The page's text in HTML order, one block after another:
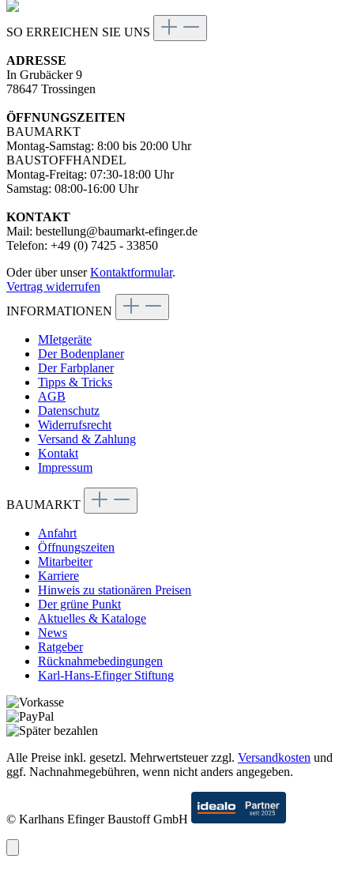
SO ERREICHEN SIE UNS
ADRESSE
In Grubäcker 9
78647 Trossingen
ÖFFNUNGSZEITEN
BAUMARKT
Montag-Samstag: 8:00 bis 20:00 Uhr
BAUSTOFFHANDEL
Montag-Freitag: 07:30-18:00 Uhr
Samstag: 08:00-16:00 Uhr
KONTAKT
Mail: bestellung@baumarkt-efinger.de
Telefon: +49 (0) 7425 - 33850
Oder über unserKontaktformular.
Vertrag widerrufen
INFORMATIONEN
MIetgeräte
Der Bodenplaner
Der Farbplaner
Tipps & Tricks
AGB
Datenschutz
Widerrufsrecht
Versand & Zahlung
Kontakt
Impressum
BAUMARKT
Anfahrt
Öffnungszeiten
Mitarbeiter
Karriere
Hinweis zu stationären Preisen
Der grüne Punkt
Aktuelles & Kataloge
News
Ratgeber
Rücknahmebedingungen
Karl-Hans-Efinger Stiftung
Alle Preise inkl. gesetzl. Mehrwertsteuer zzgl. Versandkosten und
ggf. Nachnahmegebühren, wenn nicht anders angegeben.
© Karlhans Efinger Baustoff GmbH